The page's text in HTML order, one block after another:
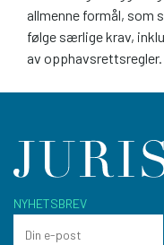
allmenne formål, som
følge særlige krav,
av opphavsrettsregler.
NYHETSBREV